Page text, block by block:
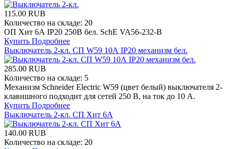
115.00 RUB
Количество на складе: 20
ОП Хит 6А IP20 250В бел. SchE VA56-232-B
Купить Подробнее
Выключатель 2-кл. СП W59 10А IP20 механизм бел.
285.00 RUB
Количество на складе: 5
Механизм Schneider Electric W59 (цвет белый) выключателя 2-
клавишного подходит для сетей 250 В, на ток до 10 А.
Купить Подробнее
Выключатель 2-кл. СП Хит 6А
140.00 RUB
Количество на складе: 20